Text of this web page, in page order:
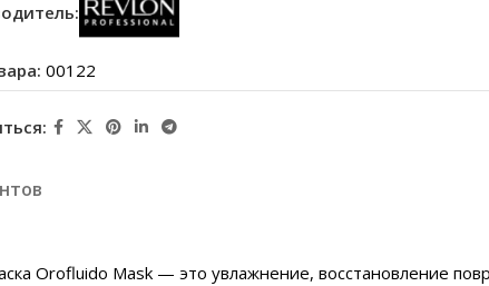
00122
Orofluido Mask — это увлажнение, восстановление